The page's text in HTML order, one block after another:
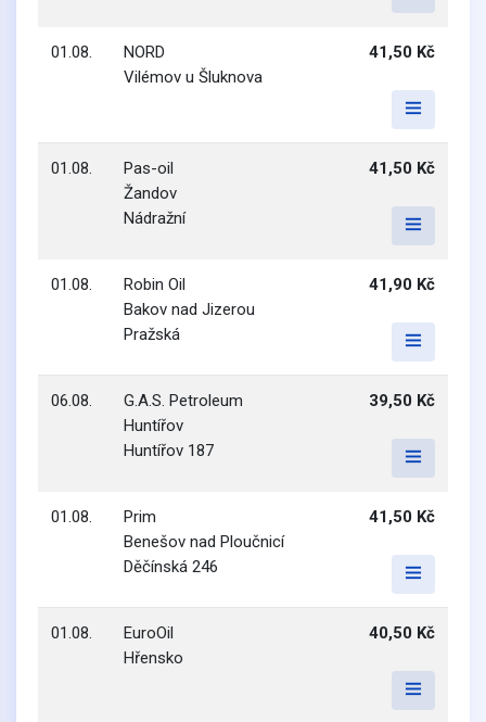
01.08.
NORD
Vilémov u Šluknova
41,50 Kč
01.08.
Pas-oil
Žandov
Nádražní
41,50 Kč
01.08.
Robin Oil
Bakov nad Jizerou
Pražská
41,90 Kč
06.08.
G.A.S. Petroleum
Huntířov
Huntířov 187
39,50 Kč
01.08.
Prim
Benešov nad Ploučnicí
Děčínská 246
41,50 Kč
01.08.
EuroOil
Hřensko
40,50 Kč